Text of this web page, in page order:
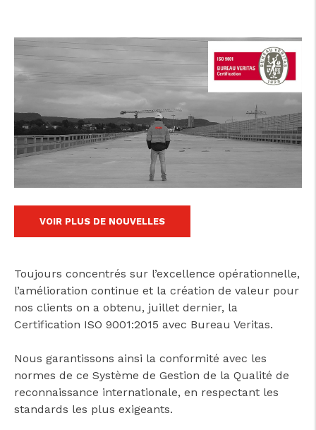
VOIR PLUS DE NOUVELLES
Toujours concentrés sur l’excellence opérationnelle,
l’amélioration continue et la création de valeur pour
nos clients on a obtenu, juillet dernier, la
Certification ISO 9001:2015 avec Bureau Veritas.
Nous garantissons ainsi la conformité avec les
normes de ce Système de Gestion de la Qualité de
reconnaissance internationale, en respectant les
standards les plus exigeants.
cicap@cicap.pt